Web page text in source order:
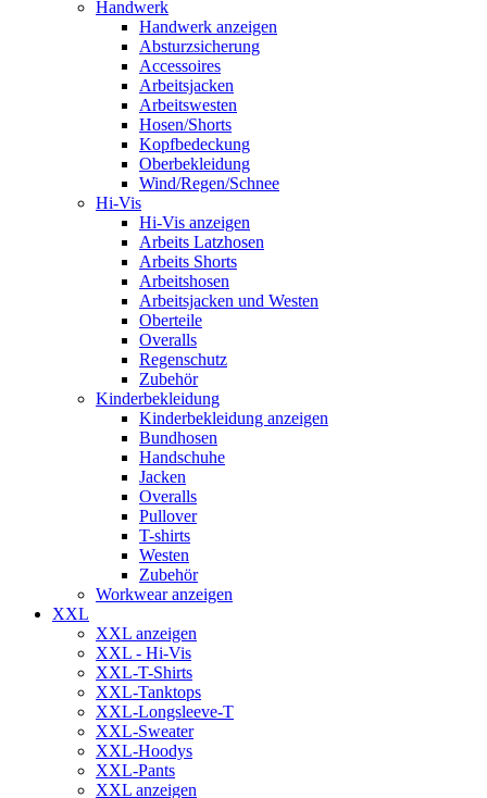
Handwerk
Handwerk anzeigen
Absturzsicherung
Accessoires
Arbeitsjacken
Arbeitswesten
Hosen/Shorts
Kopfbedeckung
Oberbekleidung
Wind/Regen/Schnee
Hi-Vis
Hi-Vis anzeigen
Arbeits Latzhosen
Arbeits Shorts
Arbeitshosen
Arbeitsjacken und Westen
Oberteile
Overalls
Regenschutz
Zubehör
Kinderbekleidung
Kinderbekleidung anzeigen
Bundhosen
Handschuhe
Jacken
Overalls
Pullover
T-shirts
Westen
Zubehör
Workwear anzeigen
XXL
XXL anzeigen
XXL - Hi-Vis
XXL-T-Shirts
XXL-Tanktops
XXL-Longsleeve-T
XXL-Sweater
XXL-Hoodys
XXL-Pants
XXL anzeigen